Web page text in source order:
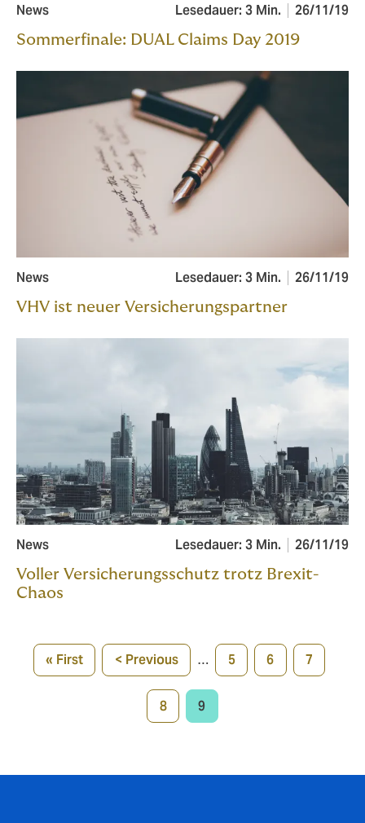
News Lesedauer: 3 Min. 26/11/19
Sommerfinale: DUAL Claims Day 2019
News Lesedauer: 3 Min. 26/11/19
VHV ist neuer Versicherungspartner
News Lesedauer: 3 Min. 26/11/19
Voller Versicherungsschutz trotz Brexit-
Chaos
Pagination
First
page
« First Previous
page
< Previous … Page
5 Page
6 Page
7
Page
8 Current
page
9